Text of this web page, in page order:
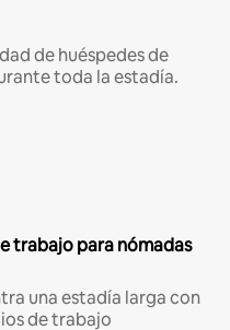
de huéspedes de
toda la estadía.
trabajo para nómadas
una estadía larga con
de trabajo